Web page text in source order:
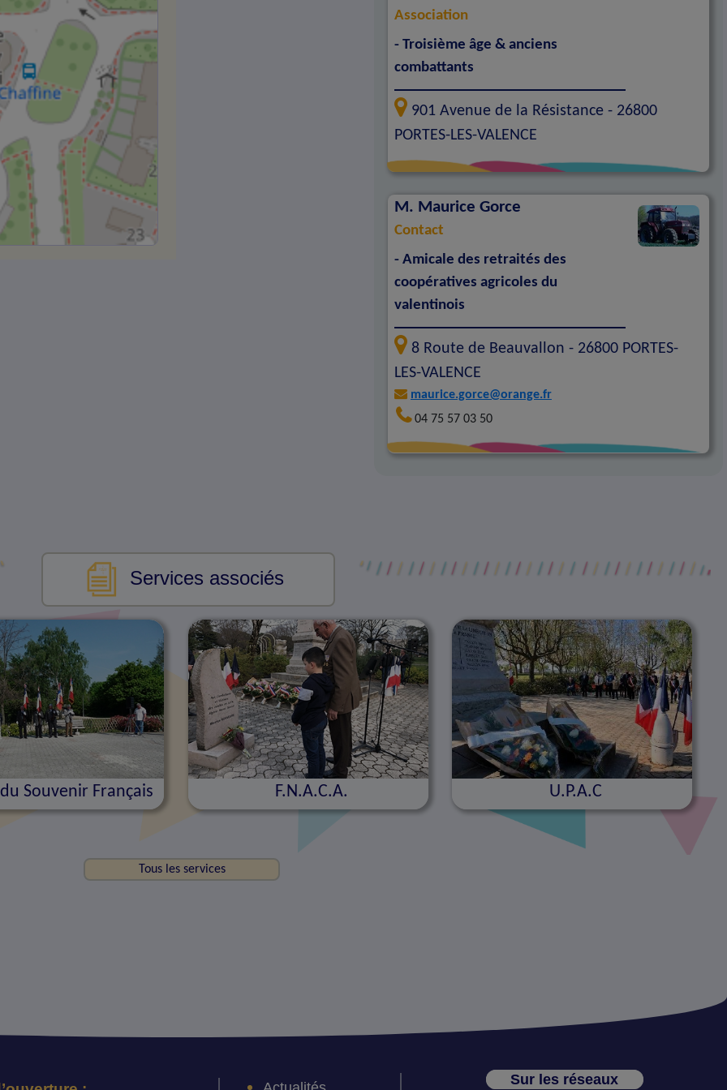
Association
- Troisième âge & anciens
combattants
901 Avenue de la Résistance - 26800
PORTES-LES-VALENCE
M. Maurice Gorce
Contact
- Amicale des retraités des
coopératives agricoles du
valentinois
8 Route de Beauvallon - 26800 PORTES-
LES-VALENCE
maurice.gorce@orange.fr
04 75 57 03 50
Services associés
Souvenir Français F.N.A.C.A. U.P.A.C
Tous les services
Sur les réseaux